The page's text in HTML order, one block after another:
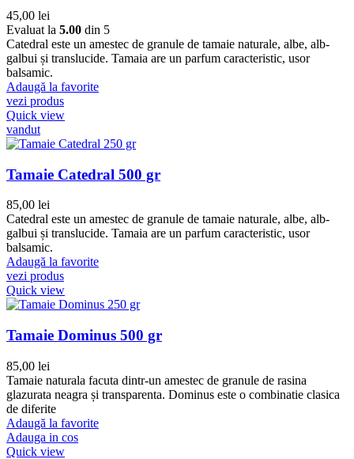
45,00 lei
Evaluat la 5.00 din 5
Catedral este un amestec de granule de tamaie naturale, albe, alb-
galbui și translucide. Tamaia are un parfum caracteristic, usor
balsamic.
Adaugă la favorite
vezi produs
Quick view
vandut
Tamaie Catedral 500 gr
85,00 lei
Catedral este un amestec de granule de tamaie naturale, albe, alb-
galbui și translucide. Tamaia are un parfum caracteristic, usor
balsamic.
Adaugă la favorite
vezi produs
Quick view
Tamaie Dominus 500 gr
85,00 lei
Tamaie naturala facuta dintr-un amestec de granule de rasina
glazurata neagra și transparenta. Dominus este o combinatie clasica
de diferite
Adaugă la favorite
Adauga in cos
Quick view